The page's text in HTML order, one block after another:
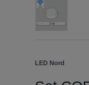
LED Nord